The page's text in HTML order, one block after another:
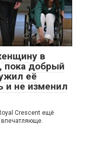
0 18
в
пока добрый
её
и не изменил
Crescent ещё
впечатляюще.